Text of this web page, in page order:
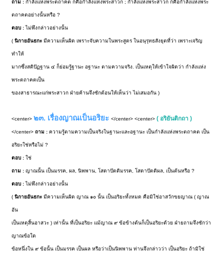
ถาม :กำลังแห่งพระตถาคต ก็คือกำลังแห่งพระสาวก ; กำลังแห่งพระสาวก ก็คือกำลังแห่งพระ
ตถาคตอย่างนั้นหรือ ?
ตอบ :ไม่พึงกล่าวอย่างนั้น
( นิกายอันธกะมีความเห็นผิด เพราะจับความในพระสูตร ในอนุรุทธสังยุตที่ว่า เพราะเจริญ
ทำให้
มากซึ่งสติปัฏฐาน ๔ ก็ย่อมรู้ฐานะ อฐานะ ตามความจริง. เป็นเหตุให้เข้าใจผิดว่า กำลังแห่ง
พระตถาคตเป็น
ของสาธารณะแก่พระสาวก ฝ่ายค้านจึงซักต้อนให้เห็นว่า ไม่เสมอกัน )
<center>๒๓. เรื่องญาณเป็นอริยะ </center> <center>( อริยันติกถา )
</center>ถาม :ความรู้ตามความเป็นจริงในฐานะและอฐานะ เป็นกำลังแห่งพระตถาคต เป็น
อริยะใช่หรือไม่ ?
ตอบ :ใช่
ถาม :ญาณนั้น เป็นมรรค, ผล, นิพพาน, โสดาปัตติมรรค, โสดาปัตติผล, เป็นต้นหรือ ?
ตอบ :ไม่พึงกล่าวอย่างนั้น
( นิกายอันธกะมีความเห็นผิด ญาณ ๑๐ นั้น เป็นอริยะทั้งหมด คือมิใช่อาสวักขยญาณ ( ญาณ
อัน
เป็นเหตุสิ้นอาสวะ ) เท่านั้น ที่เป็นอริยะ แม้ญาณ ๙ ข้อข้างต้นก็เป็นอริยะด้วย ฝ่ายถามจึงซักว่า
ญาณข้อใด
ข้อหนึ่งใน ๙ ข้อนั้น เป็นมรรค เป็นผล หรือว่าเป็นนิพพาน ท่านจึงกล่าวว่า เป็นอริยะ ถ้ามิใช่